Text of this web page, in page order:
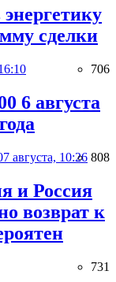
сделки
706
6 августа
августа, 10:26 808
и Россия
возврат к
731